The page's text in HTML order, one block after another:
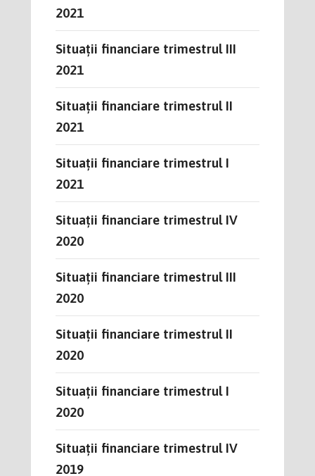
2021
Situații financiare trimestrul III
2021
Situații financiare trimestrul II
2021
Situații financiare trimestrul I
2021
Situații financiare trimestrul IV
2020
Situații financiare trimestrul III
2020
Situații financiare trimestrul II
2020
Situații financiare trimestrul I
2020
Situații financiare trimestrul IV
2019